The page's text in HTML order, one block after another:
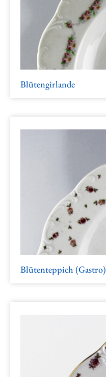
Blütengirlande
Blütenteppich (Gastro)